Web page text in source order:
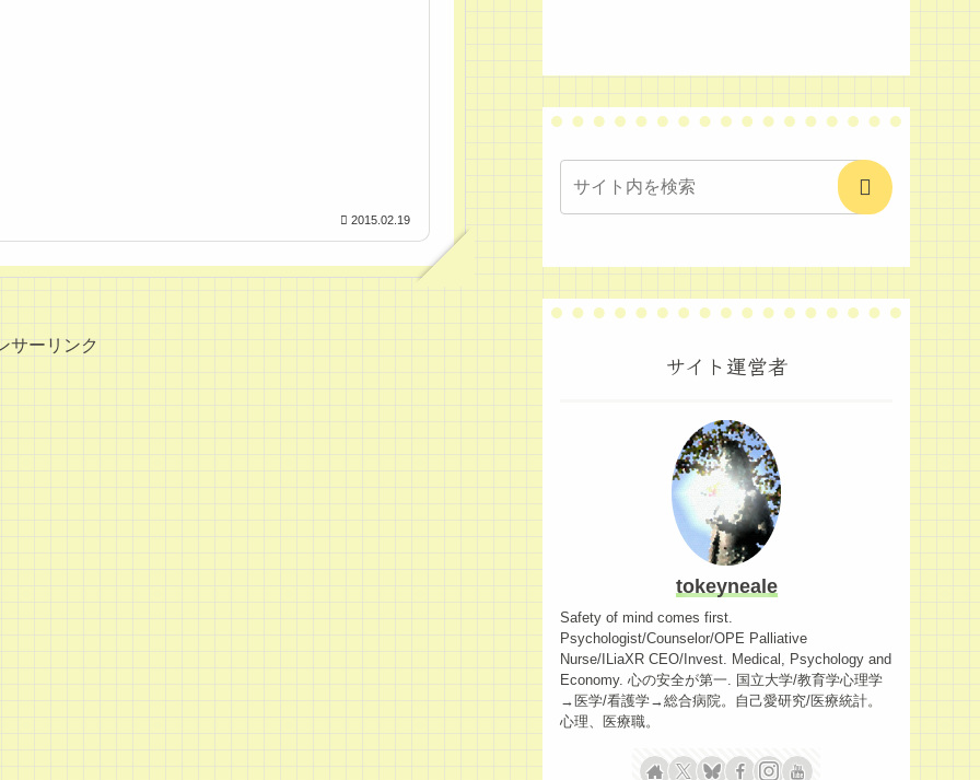
2015.02.19
サーリンク
サイト運営者
tokeyneale
Safety of mind comes first.
Psychologist/Counselor/OPE Palliative
Nurse/ILiaXR CEO/Invest. Medical, Psychology and
Economy. 心の安全が第一. 国立大学/教育学心理学
→医学/看護学→総合病院。自己愛研究/医療統計。
心理、医療職。